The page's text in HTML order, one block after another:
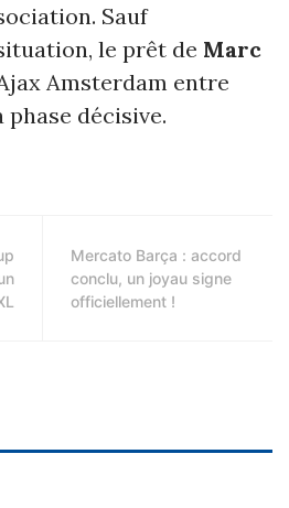
Sauf
le prêt de Marc
Amsterdam entre
phase décisive.
Mercato Barça : accord
conclu, un joyau signe
officiellement !